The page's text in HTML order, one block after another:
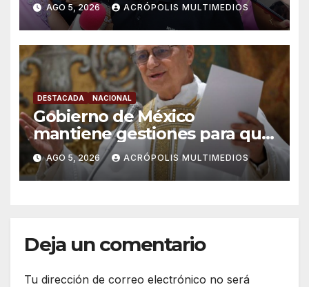
de Úrsulo Galván
AGO 5, 2026 ACRÓPOLIS MULTIMEDIOS
DESTACADA NACIONAL
Gobierno de México
mantiene gestiones para que
el Papa León XIV visite el país
AGO 5, 2026 ACRÓPOLIS MULTIMEDIOS
Deja un comentario
Tu dirección de correo electrónico no será